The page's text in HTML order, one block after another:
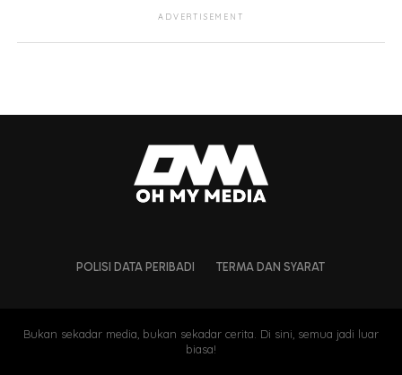
wad
ADVERTISEMENT
POLISI DATA PERIBADI TERMA DAN SYARAT
Bukan sekadar media, bukan sekadar cerita. Di sini, semua jadi luar
biasa!